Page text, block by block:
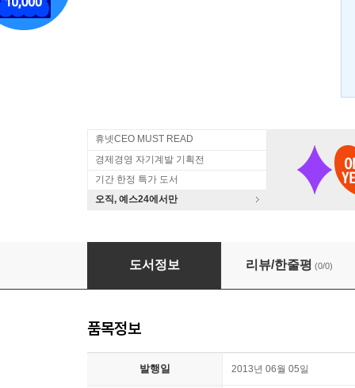
휴넷CEO MUST READ
경제경영 자기계발 기획전
기간 한정 특가 도서
오직, 예스24에서만
생각으로 성공의 길을 찾다
도서정보 리뷰/한줄평 (0/0)
품목정보
발행일 2013년 06월 05일